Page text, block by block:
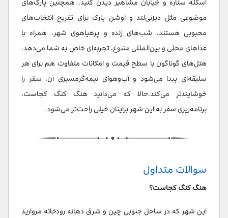
اسکله ستاره و خیابان مشاهیر دیدن کنید. همچنین پارک‌های
موضوعی مثل دیزنی‌لند و اوشن پارک برای تفریح انتخاب‌های
محبوبی هستند. شب‌های زنده و پرهیاهوی شهر، همراه با
غذاهای محلی و بین‌المللی متنوع، تجربه‌ای خاص به شما می‌دهد.
هتل‌های گوناگون با سطح قیمت و امکانات متفاوت هم برای هر
سلیقه‌ای پیدا می‌شود و آب‌وهوای نیمه‌گرمسیری آن، سفر را
خوشایندتر می‌کند.حالا که می‌دانید هنگ کنگ کجاست،
برنامه‌ریزی سفر به این شهر برایتان خیلی راحت‌تر می‌شود.
سوالات متداول
هنگ کنگ کجاست؟
این شهر که در ساحل جنوبی چین و شرق دهانه رودخانه مروارید